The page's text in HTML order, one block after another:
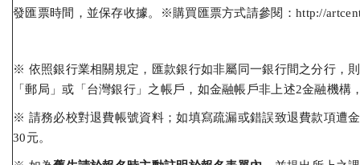
發匯票時間，並保存收據。※購買匯票方式請參閱： http://
※ 依照銀行業相關規定，匯款銀行如非屬同一銀行間之分行，
「郵局」或「台灣銀行」之帳戶，如金融帳戶非上述2金融機構
※ 請務必校對退費帳號資料；如填寫疏漏或錯誤致退費款項遭
30元。